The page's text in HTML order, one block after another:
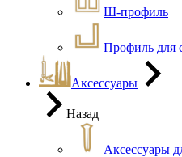
Ш-профиль
Профиль для
Аксессуары
Назад
Аксессуары